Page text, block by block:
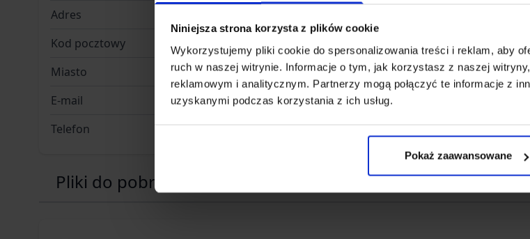
Niniejsza strona korzysta z plików cookie
Wykorzystujemy pliki cookie do spersonalizowania treści i reklam, aby
ruch w naszej witrynie. Informacje o tym, jak korzystasz z naszej
reklamowym i analitycznym. Partnerzy mogą połączyć te informacje z
uzyskanymi podczas korzystania z ich usług.
Pokaż zaawansowane
Adres
Kod pocztowy
51-162
Miasto
Wrocław
E-mail
b2b@gfcorp.pl
Telefon
+48 71 778 81 12
Pliki do pobrania